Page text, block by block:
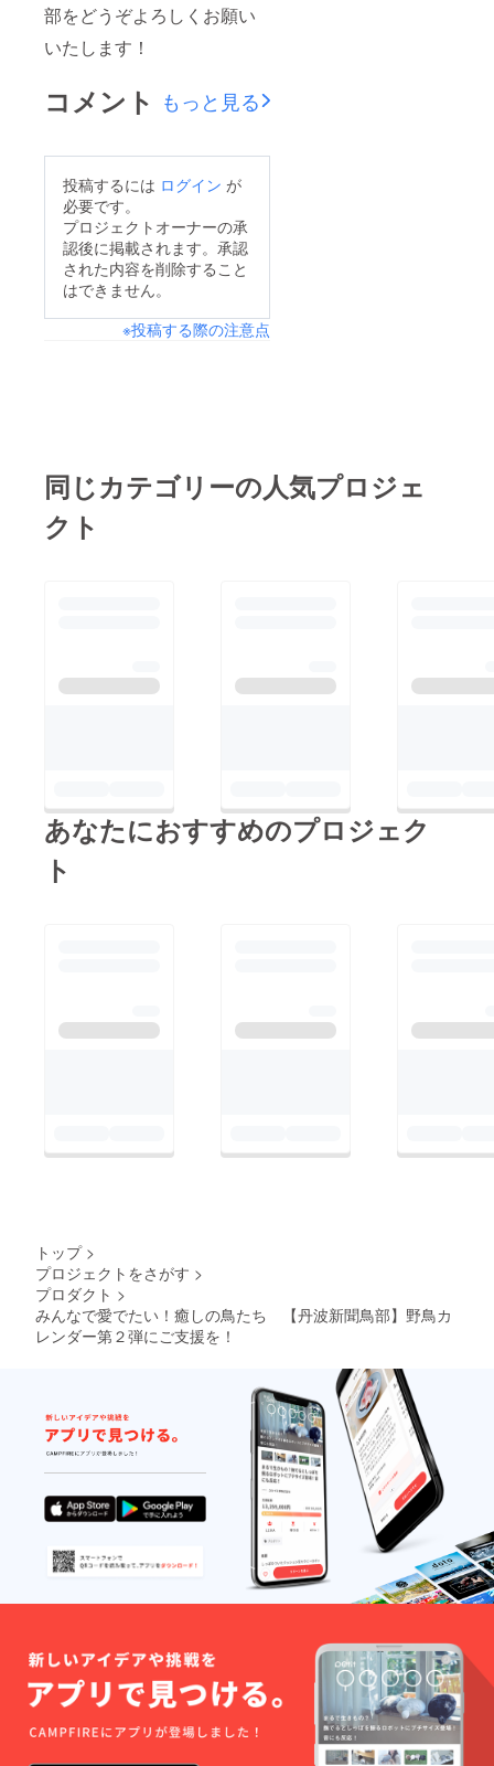
部をどうぞよろしくお願い
いたします！
コメント もっと見る
投稿するには ログイン が
必要です。
プロジェクトオーナーの承
認後に掲載されます。承認
された内容を削除すること
はできません。
※投稿する際の注意点
同じカテゴリーの人気プロジェ
クト
あなたにおすすめのプロジェク
ト
トップ >
プロジェクトをさがす >
プロダクト >
みんなで愛でたい！癒しの鳥たち 【丹波新聞鳥部】野鳥カ
レンダー第２弾にご支援を！